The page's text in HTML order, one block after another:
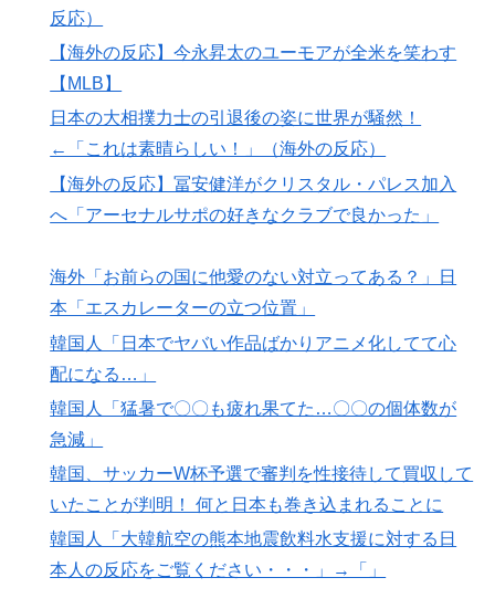
凄まじい状況だ」
▶ 【海外の反応】冨安健洋がクリスタル・パレス加入へ
「アーセナルサポの好きなクラブで良かった」
▶ 韓国人「世界で最も有名な日本人は誰なのか？」→「想
像以上に意見が割れてしまう‥」
▶ 海外「コーヒー1杯が6ドルって何なんだ、レシートを二
度見した」値上げで買うのをやめたもの…
国www」
▶ 韓国人「日本のアニメ業界で100年続いている暗黙の伝
統がこちら・・・」
▶ フランス人「欲張りすぎだ」中村敬斗、ランス残留の可
能性を会長が示唆！移籍金が交渉の壁に..現地サポの本
音がこれ！【海外の反応】
▶ 韓国人「日本でヤバい作品ばかりアニメ化してて心配に
なる…」
▶ 【高校野球】ついに田中マー君が高野連の「七回制」導
入に異議申す！ドーム球場でやれ
反応）
【海外の反応】今永昇太のユーモアが全米を笑わす
【MLB】
日本の大相撲力士の引退後の姿に世界が騒然！
←「これは素晴らしい！」（海外の反応）
【海外の反応】冨安健洋がクリスタル・パレス加入
へ「アーセナルサポの好きなクラブで良かった」
海外「お前らの国に他愛のない対立ってある？」日
本「エスカレーターの立つ位置」
韓国人「日本でヤバい作品ばかりアニメ化してて心
配になる…」
韓国人「猛暑で〇〇も疲れ果てた…〇〇の個体数が
急減」
韓国、サッカーW杯予選で審判を性接待して買収して
いたことが判明！ 何と日本も巻き込まれることに
韓国人「大韓航空の熊本地震飲料水支援に対する日
本人の反応をご覧ください・・・」→「」